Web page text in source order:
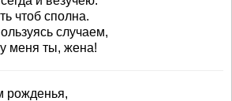
чтоб сполна.
случаем,
меня ты, жена!
рожденья,